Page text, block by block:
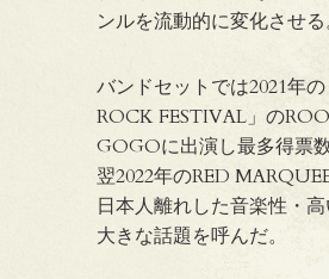
ンルを流動的に変化させる
バンドセットでは2021年
ROCK FESTIVAL」の
GOGOに出演し最多得票数
翌2022年のRED
日本人離れした音楽性・
大きな話題を呼んだ。